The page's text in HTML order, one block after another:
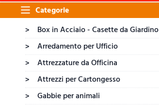
Categorie
>
Box in Acciaio - Casette da Giardino
>
Arredamento per Ufficio
>
Attrezzature da Officina
>
Attrezzi per Cartongesso
>
Gabbie per animali